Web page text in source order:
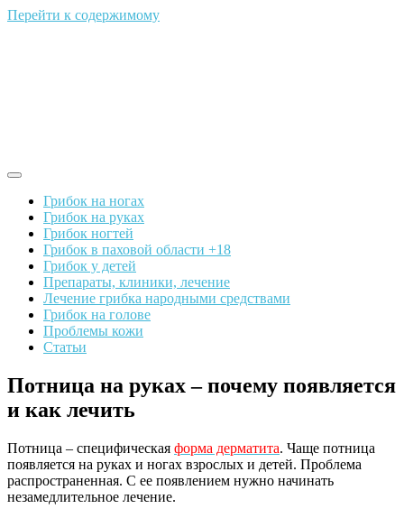
Перейти к содержимому
Грибок на ногах
Грибок на руках
Грибок ногтей
Грибок в паховой области +18
Грибок у детей
Препараты, клиники, лечение
Лечение грибка народными средствами
Грибок на голове
Проблемы кожи
Статьи
Потница на руках – почему появляется
и как лечить
Потница – специфическая форма дерматита. Чаще потница
появляется на руках и ногах взрослых и детей. Проблема
распространенная. С ее появлением нужно начинать
незамедлительное лечение.